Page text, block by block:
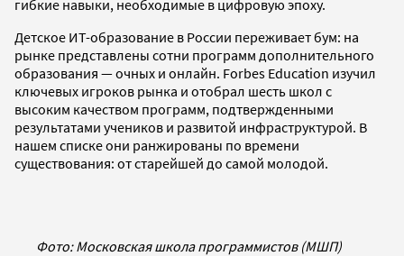
гибкие навыки, необходимые в цифровую эпоху.
Детское ИТ-образование в России переживает бум: на
рынке представлены сотни программ дополнительного
образования — очных и онлайн. Forbes Education изучил
ключевых игроков рынка и отобрал шесть школ с
высоким качеством программ, подтвержденными
результатами учеников и развитой инфраструктурой. В
нашем списке они ранжированы по времени
существования: от старейшей до самой молодой.
Фото: Московская школа программистов (МШП)